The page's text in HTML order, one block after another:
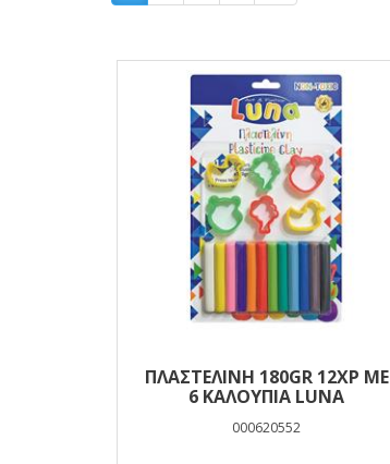
Αποτελέσματα
ΠΛΑΣΤΕΛΙΝΗ 180GR 12ΧΡ ΜΕ
6 ΚΑΛΟΥΠΙΑ LUNA
000620552